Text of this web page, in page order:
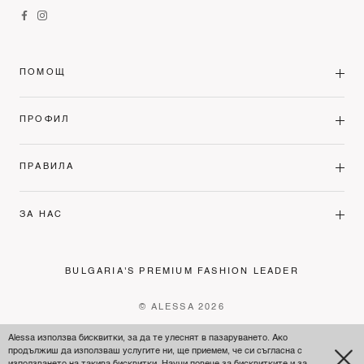
Alessa използва бисквитки, за да те улеснят в пазаруването. Ако
продължиш да използваш услугите ни, ще приемем, че си съгласна с
ПОМОЩ
ПРОФИЛ
ПРАВИЛА
ЗА НАС
BULGARIA'S PREMIUM FASHION LEADER
© ALESSA 2026